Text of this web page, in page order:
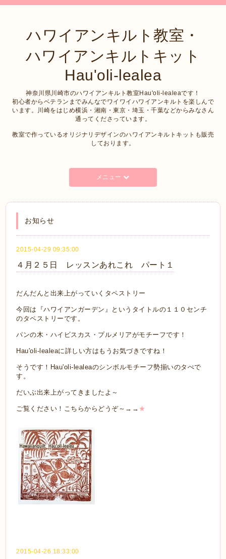
ハワイアンキルト教室・
ハワイアンキルトキット
Hau'oli-lealea
神奈川県川崎市のハワイアンキルト教室Hau'oli-lealeaです！
初心者からベテランまでみんなでワイワイハワイアンキルトを楽しんで
います。川崎をはじめ横浜・湘南・東京・埼玉・千葉などからみなさん
通ってくださっています。
教室で作っているオリジナリデザインのハワイアンキルトキットも販売
しております。
メニュー
お知らせ
2015-04-29 09:35:00
４月２５日 レッスンあれこれ パート１
だんだんと出来上がっていくタペストリー
今回は『ハワイアンガーデン』というタイトルの１１０センチ
のタペストリーです。
パンの木・ハイビスカス・プルメリアがモチーフです！
Hau'oli-lealeaに詳しい方はもうお気づきですね！
そうです！Hau'oli-lealeaのシンボルモチーフ勢揃いのタぺで
す。
だいぶ出来上がってきましたよ～
ご覧ください！こちらからどうぞ～→→ ★
2015-04-26 18:33:00